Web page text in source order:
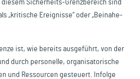
Sicherheits-Grenzbereich sind
„kritische Ereignisse“ oder „Beinahe-
ist, wie bereits ausgeführt, von der
durch personelle, organisatorische
und Ressourcen gesteuert. Infolge